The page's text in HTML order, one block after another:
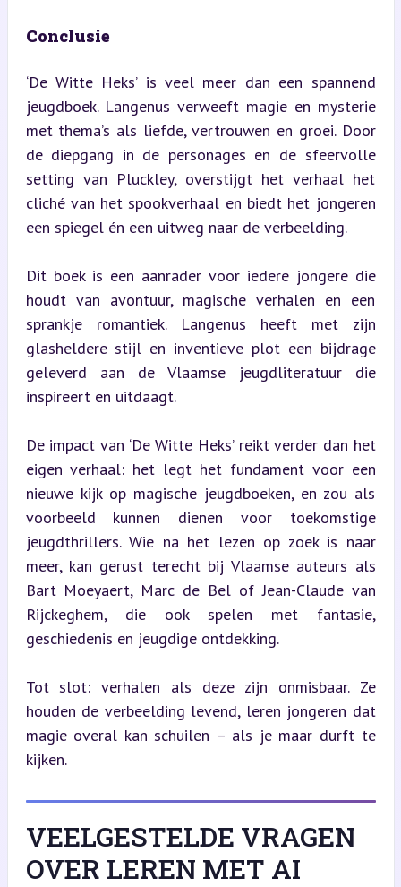
Conclusie
‘De Witte Heks’ is veel meer dan een spannend
jeugdboek. Langenus verweeft magie en mysterie
met thema’s als liefde, vertrouwen en groei. Door
de diepgang in de personages en de sfeervolle
setting van Pluckley, overstijgt het verhaal het
cliché van het spookverhaal en biedt het jongeren
een spiegel én een uitweg naar de verbeelding.
Dit boek is een aanrader voor iedere jongere die
houdt van avontuur, magische verhalen en een
sprankje romantiek. Langenus heeft met zijn
glasheldere stijl en inventieve plot een bijdrage
geleverd aan de Vlaamse jeugdliteratuur die
inspireert en uitdaagt.
De impact van ‘De Witte Heks’ reikt verder dan het
eigen verhaal: het legt het fundament voor een
nieuwe kijk op magische jeugdboeken, en zou als
voorbeeld kunnen dienen voor toekomstige
jeugdthrillers. Wie na het lezen op zoek is naar
meer, kan gerust terecht bij Vlaamse auteurs als
Bart Moeyaert, Marc de Bel of Jean-Claude van
Rijckeghem, die ook spelen met fantasie,
geschiedenis en jeugdige ontdekking.
Tot slot: verhalen als deze zijn onmisbaar. Ze
houden de verbeelding levend, leren jongeren dat
magie overal kan schuilen – als je maar durft te
kijken.
VEELGESTELDE VRAGEN
OVER LEREN MET AI